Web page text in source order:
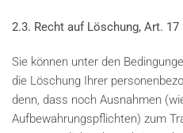
2.3. Recht auf Löschung, Art. 17
Sie können unter den
die Löschung Ihrer
denn, dass noch Ausnahmen
Aufbewahrungspflichten) zum